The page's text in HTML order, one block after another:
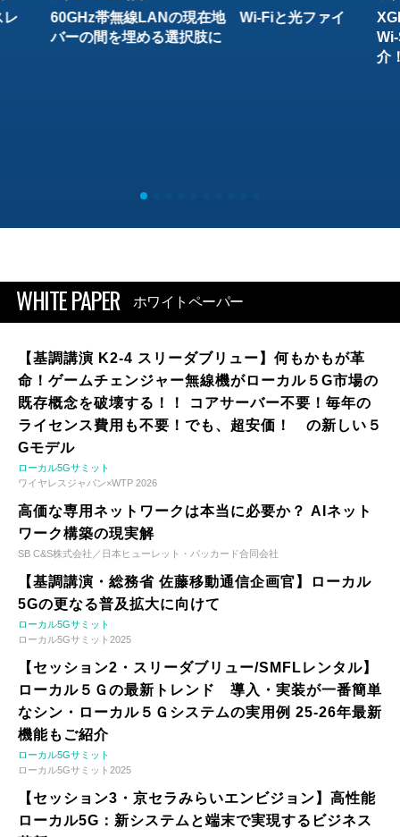
レ
60GHz帯無線LANの現在地 Wi-Fiと光ファイ
バーの間を埋める選択肢に
介
WHITE PAPER ホワイトペーパー
【基調講演 K2-4 スリーダブリュー】何もかもが革
命！ゲームチェンジャー無線機がローカル５G市場の
既存概念を破壊する！！ コアサーバー不要！毎年の
ライセンス費用も不要！でも、超安価！ の新しい５
Gモデル
ローカル5Gサミット
ワイヤレスジャパン×WTP 2026
高価な専用ネットワークは本当に必要か？ AIネット
ワーク構築の現実解
SB C&S株式会社／日本ヒューレット・パッカード合同会社
【基調講演・総務省 佐藤移動通信企画官】ローカル
5Gの更なる普及拡大に向けて
ローカル5Gサミット
ローカル5Gサミット2025
【セッション2・スリーダブリュー/SMFLレンタル】
ローカル５Ｇの最新トレンド 導入・実装が一番簡単
なシン・ローカル５Ｇシステムの実用例 25-26年最新
機能もご紹介
ローカル5Gサミット
ローカル5Gサミット2025
【セッション3・京セラみらいエンビジョン】高性能
ローカル5G：新システムと端末で実現するビジネス